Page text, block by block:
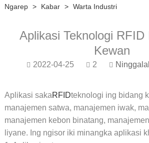
Ngarep > Kabar > Warta Industri
Aplikasi Teknologi RFID
Kewan
2022-04-25 2
Aplikasi sakaRFIDteknologi ing bidang
manajemen satwa, manajemen iwak,
manajemen kebon binatang,
liyane. Ing ngisor iki minangka aplikasi